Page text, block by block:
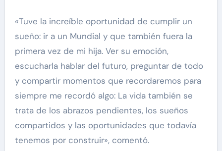
«Tuve la increíble oportunidad de cumplir un
sueño: ir a un Mundial y que también fuera la
primera vez de mi hija. Ver su emoción,
escucharla hablar del futuro, preguntar de todo
y compartir momentos que recordaremos para
siempre me recordó algo: La vida también se
trata de los abrazos pendientes, los sueños
compartidos y las oportunidades que todavía
tenemos por construir», comentó.